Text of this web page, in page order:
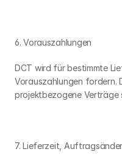
6. Vorauszahlungen
DCT wird für bestimmte
Vorauszahlungen fordern.
projektbezogene Verträge
7. Lieferzeit,